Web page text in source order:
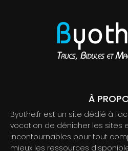
À
Byothe.fr est un site dédié à
vocation de dénicher les sites
incontournables pour tout
mieux les ressources